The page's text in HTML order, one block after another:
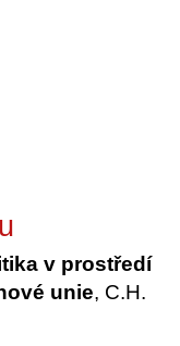
v prostředí
unie, C.H.